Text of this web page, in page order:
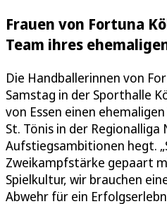
Frauen von Fortuna
Team ihres
Die Handballerinnen von
Samstag in der Sporthalle
von Essen einen
St. Tönis in der
Aufstiegsambitionen hegt.
Zweikampfstärke gepaart
Spielkultur, wir brauchen
Abwehr für ein